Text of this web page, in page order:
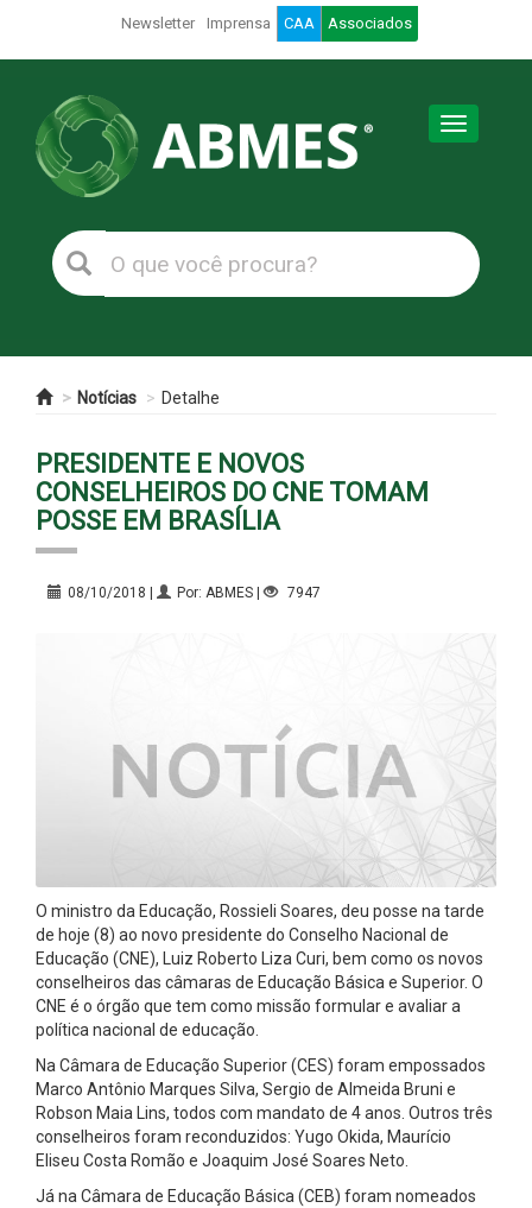
Newsletter Imprensa CAA Associados
Toggle
Notícias Detalhe
PRESIDENTE E NOVOS
CONSELHEIROS DO CNE TOMAM
POSSE EM BRASÍLIA
08/10/2018 | Por: ABMES | 7947
O ministro da Educação, Rossieli Soares, deu posse na tarde
de hoje (8) ao novo presidente do Conselho Nacional de
Educação (CNE), Luiz Roberto Liza Curi, bem como os novos
conselheiros das câmaras de Educação Básica e Superior. O
CNE é o órgão que tem como missão formular e avaliar a
política nacional de educação.
Na Câmara de Educação Superior (CES) foram empossados
Marco Antônio Marques Silva, Sergio de Almeida Bruni e
Robson Maia Lins, todos com mandato de 4 anos. Outros três
conselheiros foram reconduzidos: Yugo Okida, Maurício
Eliseu Costa Romão e Joaquim José Soares Neto.
Já na Câmara de Educação Básica (CEB) foram nomeados